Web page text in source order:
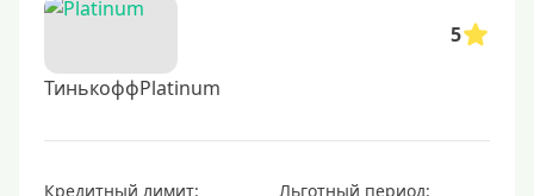
5
ТинькоффPlatinum
Кредитный лимит:
Льготный период: